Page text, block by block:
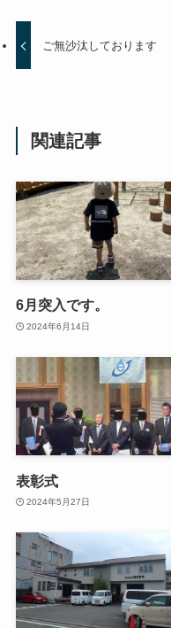
ご無沙汰しております
関連記事
6月突入です。
2024年6月14日
表彰式
2024年5月27日